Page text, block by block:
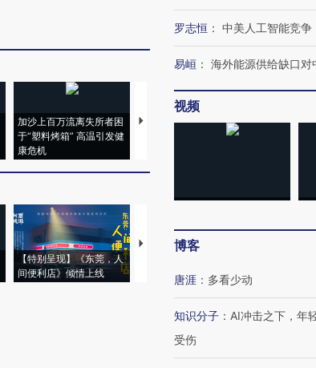
加沙上百万流离失所者困
于“塑料烤箱” 高温引发健
康危机
视线｜HYROX的吸金
术：是什么让中产们甘
马航飞行
粒摇头丸
【特别呈现】《东莞，人
间便利店》倾情上线
【推广】走进第四届链博
罗志恒 ： 中美人工智能竞
易峘 ： 海外能源供给缺口对
视频
博客
唐涯 ： 多看少动
知识分子 ： AI冲击之下，年
受伤